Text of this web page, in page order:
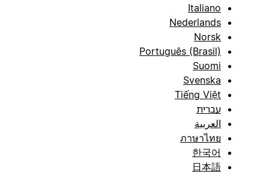
Italiano
Nederlands
Norsk
Português (Brasil)
Suomi
Svenska
Tiếng Việt
עברית
العربية
ภาษาไทย
한국어
日本語